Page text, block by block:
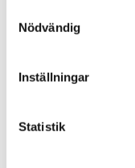
Nödvändig
Inställningar
Statistik
adapter CA6652.